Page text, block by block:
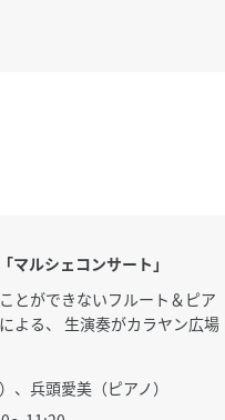
マルシェコンサート」
とができないフルート＆ピア
よる、 生演奏がカラヤン広場
、兵頭愛美（ピアノ）